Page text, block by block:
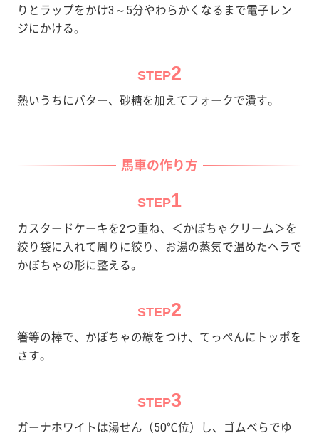
りとラップをかけ3～5分やわらかくなるまで電子レン
ジにかける。
STEP2
熱いうちにバター、砂糖を加えてフォークで潰す。
馬車の作り方
STEP1
カスタードケーキを2つ重ね、＜かぼちゃクリーム＞を
絞り袋に入れて周りに絞り、お湯の蒸気で温めたヘラで
かぼちゃの形に整える。
STEP2
箸等の棒で、かぼちゃの線をつけ、てっぺんにトッポを
さす。
STEP3
ガーナホワイトは湯せん（50℃位）し、ゴムべらでゆ